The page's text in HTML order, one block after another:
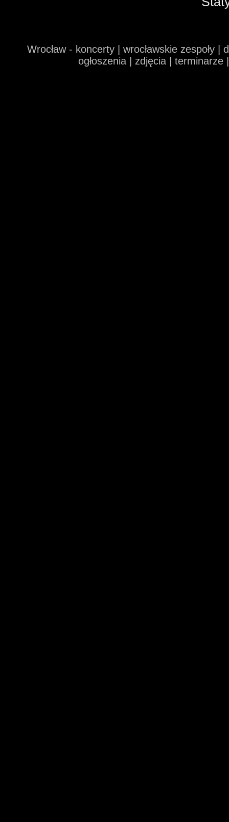
Wrocław - koncerty | wrocławskie zespoły
ogłoszenia | zdjęcia |